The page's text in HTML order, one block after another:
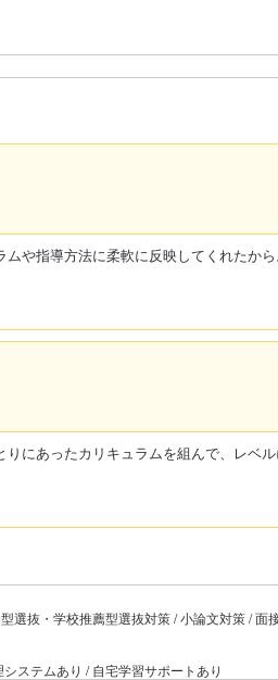
や指導方法に柔軟に反映してくれた
にあったカリキュラムを組んで、レベ
選抜・学校推薦型選抜対策 / 小論文対策 / 面
ステムあり / 自宅学習サポートあり